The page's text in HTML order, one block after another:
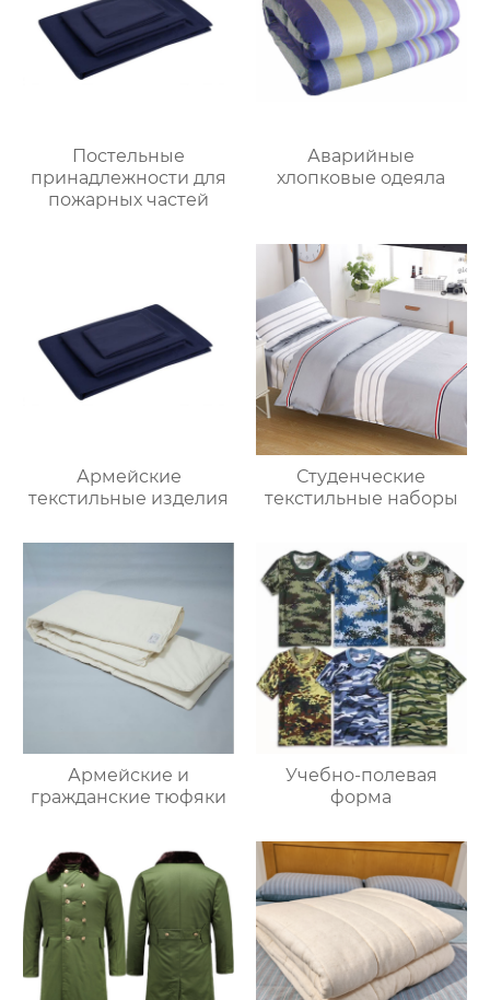
Постельные
принадлежности для
пожарных частей
Аварийные
хлопковые одеяла
Армейские
текстильные изделия
Студенческие
текстильные наборы
Армейские и
гражданские тюфяки
Учебно-полевая
форма